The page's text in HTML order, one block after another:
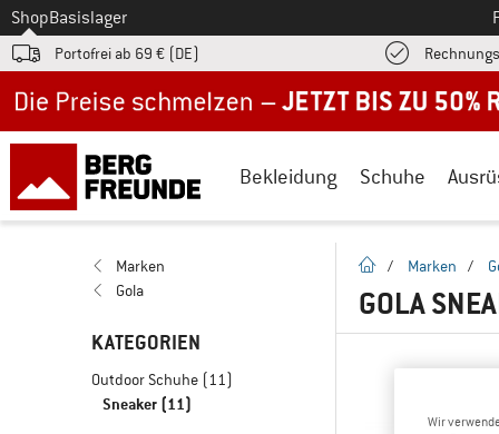
Zum
ShopBasislager
Portofrei ab 69 € (DE)
Bekleidung Schuhe
Marken
Gola
KATEGORIEN
Outdoor Schuhe (11)
Sneaker (11)
Startseite
/ Marken /
GOLA
Wir